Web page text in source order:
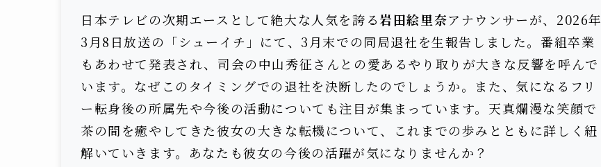
日本テレビの次期エースとして絶大な人気を誇る岩田絵里奈アナウンサーが、2026年
3月8日放送の「シューイチ」にて、3月末での同局退社を生報告しました。番組卒業
もあわせて発表され、司会の中山秀征さんとの愛あるやり取りが大きな反響を呼んで
います。なぜこのタイミングでの退社を決断したのでしょうか。また、気になるフリ
ー転身後の所属先や今後の活動についても注目が集まっています。天真爛漫な笑顔で
茶の間を癒やしてきた彼女の大きな転機について、これまでの歩みとともに詳しく紐
解いていきます。あなたも彼女の今後の活躍が気になりませんか？